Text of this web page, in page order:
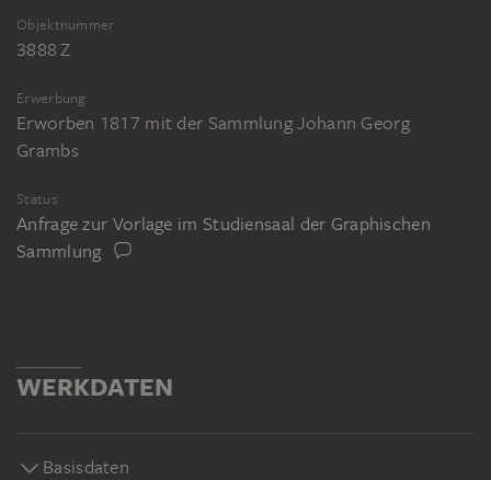
Objektnummer
3888 Z
Erwerbung
Erworben 1817 mit der Sammlung Johann Georg
Grambs
Status
Anfrage zur Vorlage im Studiensaal der Graphischen
Sammlung
WERKDATEN
Basisdaten